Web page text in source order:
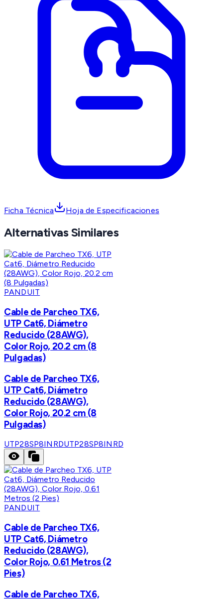
Ficha Técnica Hoja de Especificaciones
Alternativas Similares
PANDUIT
Cable de Parcheo TX6,
UTP Cat6, Diámetro
Reducido (28AWG),
Color Rojo, 20.2 cm (8
Pulgadas)
Cable de Parcheo TX6,
UTP Cat6, Diámetro
Reducido (28AWG),
Color Rojo, 20.2 cm (8
Pulgadas)
UTP28SP8INRDUTP28SP8INRD
PANDUIT
Cable de Parcheo TX6,
UTP Cat6, Diámetro
Reducido (28AWG),
Color Rojo, 0.61 Metros (2
Pies)
Cable de Parcheo TX6,